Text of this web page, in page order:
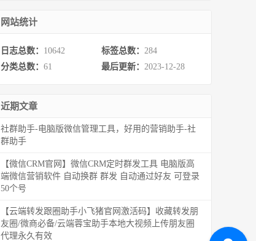
网站统计
日志总数： 10642 标签总数： 284
分类总数： 61 最后更新： 2023-12-28
近期文章
社群助手-电脑版微信管理工具，好用的营销助手-社
群助手
【微信CRM官网】微信CRM定时群发工具 电脑版高
端微信营销软件 自动换群 群发 自动通过好友 可登录
50个号
【云端转发跟圈助手小飞猪官网激活码】收藏转发朋
友圈/微商必备/云端蓉宝助手本地大视频上传朋友圈
代理永久有效